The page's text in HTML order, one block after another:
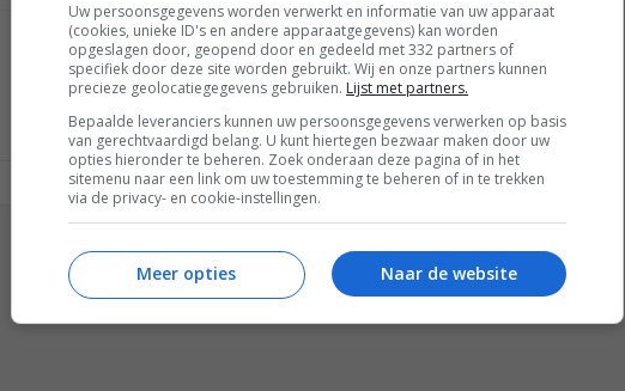
REACTIES (0)
Uw persoonsgegevens worden verwerkt en informatie van uw apparaat
(cookies, unieke ID's en andere apparaatgegevens) kan worden
opgeslagen door, geopend door en gedeeld met 332 partners of
specifiek door deze site worden gebruikt. Wij en onze partners kunnen
precieze geolocatiegegevens gebruiken. Lijst met partners.
Bepaalde leveranciers kunnen uw persoonsgegevens verwerken op basis
van gerechtvaardigd belang. U kunt hiertegen bezwaar maken door uw
opties hieronder te beheren. Zoek onderaan deze pagina of in het
sitemenu naar een link om uw toestemming te beheren of in te trekken
via de privacy- en cookie-instellingen.
Naar de website
Meer opties